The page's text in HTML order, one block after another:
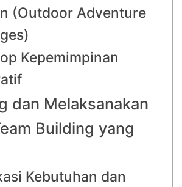
(Outdoor Adventure
Kepemimpinan
dan Melaksanakan
Building yang
Kebutuhan dan